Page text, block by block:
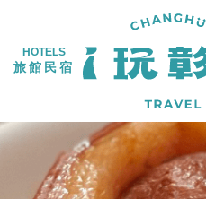
HOTELS
旅館民宿